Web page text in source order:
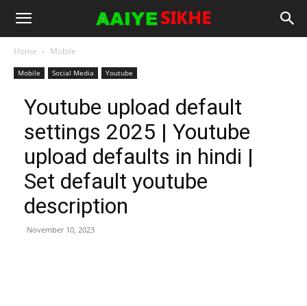
Home Mobile
Mobile Social Media Youtube
Youtube upload default
settings 2025 | Youtube
upload defaults in hindi |
Set default youtube
description
November 10, 2023